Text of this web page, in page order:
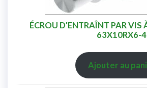
ÉCROU D'ENTRAÎNT PAR VIS
63X10RX6-4
Ajouter au